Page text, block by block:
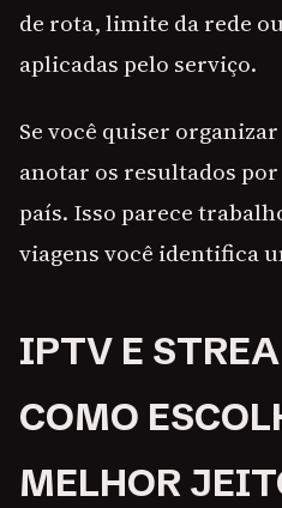
de rota, limite da rede
aplicadas pelo serviço.
Se você quiser
anotar os resultados
país. Isso parece
viagens você identifica
IPTV E
COMO
MELHOR